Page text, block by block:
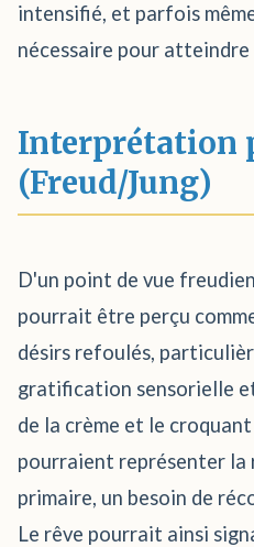
intensifié, et parfois
nécessaire pour atteindre
Interprétation
(Freud/Jung)
D'un point de vue
pourrait être perçu
désirs refoulés,
gratification sensorielle
de la crème et le
pourraient représenter la
primaire, un besoin de
Le rêve pourrait ainsi